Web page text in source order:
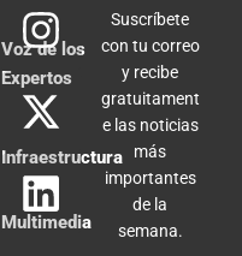
Voz de los
Expertos
Infraestructura
Multimedia
Suscríbete
con tu correo
y recibe
gratuitament
e las noticias
más
importantes
de la
semana.